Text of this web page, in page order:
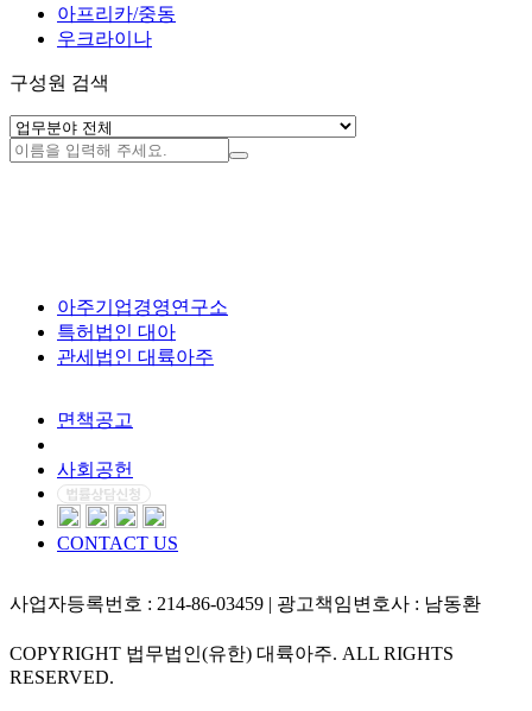
아프리카/중동
우크라이나
구성원 검색
아주기업경영연구소
특허법인 대아
관세법인 대륙아주
면책공고
사회공헌
CONTACT US
사업자등록번호 : 214-86-03459 | 광고책임변호사 : 남동환
COPYRIGHT 법무법인(유한) 대륙아주. ALL RIGHTS
RESERVED.